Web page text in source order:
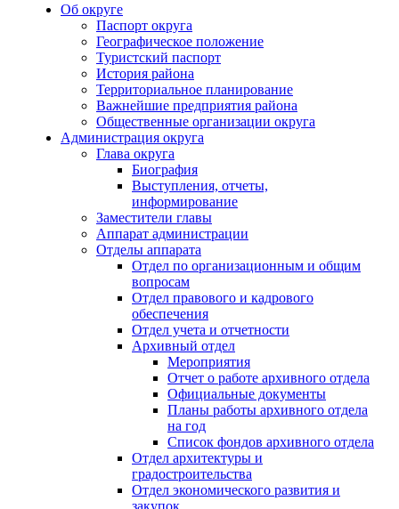
Об округе
Паспорт округа
Географическое положение
Туристский паспорт
История района
Территориальное планирование
Важнейшие предприятия района
Общественные организации округа
Администрация округа
Глава округа
Биография
Выступления, отчеты,
информирование
Заместители главы
Аппарат администрации
Отделы аппарата
Отдел по организационным и общим
вопросам
Отдел правового и кадрового
обеспечения
Отдел учета и отчетности
Архивный отдел
Мероприятия
Отчет о работе архивного отдела
Официальные документы
Планы работы архивного отдела
на год
Список фондов архивного отдела
Отдел архитектуры и
градостроительства
Отдел экономического развития и
закупок